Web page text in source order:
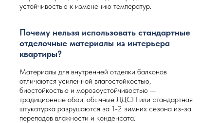
устойчивостью к изменению температур.
Почему нельзя использовать стандартные
отделочные материалы из интерьера
квартиры?
Материалы для внутренней отделки балконов
отличаются усиленной влагостойкостью,
биостойкостью и морозоустойчивостью —
традиционные обои, обычные ЛДСП или стандартная
штукатурка разрушаются за 1-2 зимних сезона из-за
перепадов влажности и конденсата.